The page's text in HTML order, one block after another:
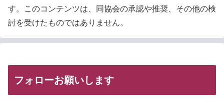
す。このコンテンツは、同協会の承認や推奨、その他の検
討を受けたものではありません。
フォローお願いします